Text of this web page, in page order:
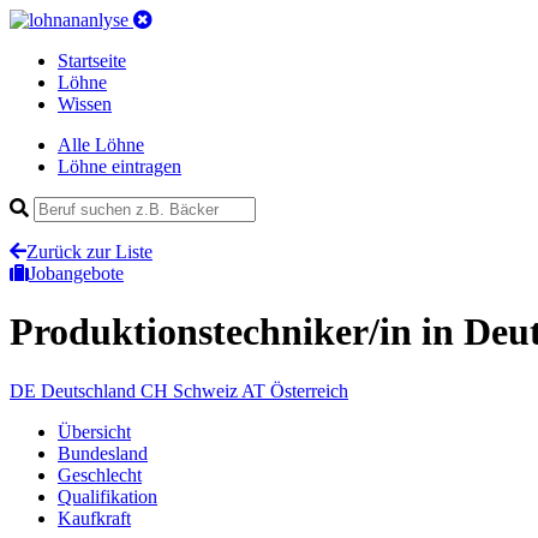
Startseite
Löhne
Wissen
Alle Löhne
Löhne eintragen
Zurück zur Liste
Jobangebote
Produktionstechniker/in in
DE Deutschland CH Schweiz AT Österreich
Übersicht
Bundesland
Geschlecht
Qualifikation
Kaufkraft